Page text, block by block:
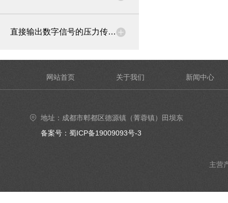
直接输出数字信号的压力传感器
网站首页 关于我们 新闻中心
地址：成都市郫都区德源镇（菁蓉镇）田坝东
街6号4楼402号室
备案号：蜀ICP备19009093号-3
主营